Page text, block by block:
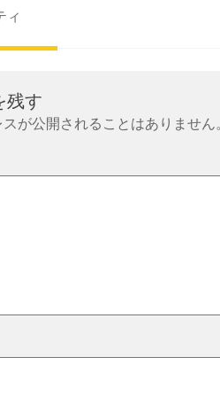
ィ
残す
が公開されることはありません。